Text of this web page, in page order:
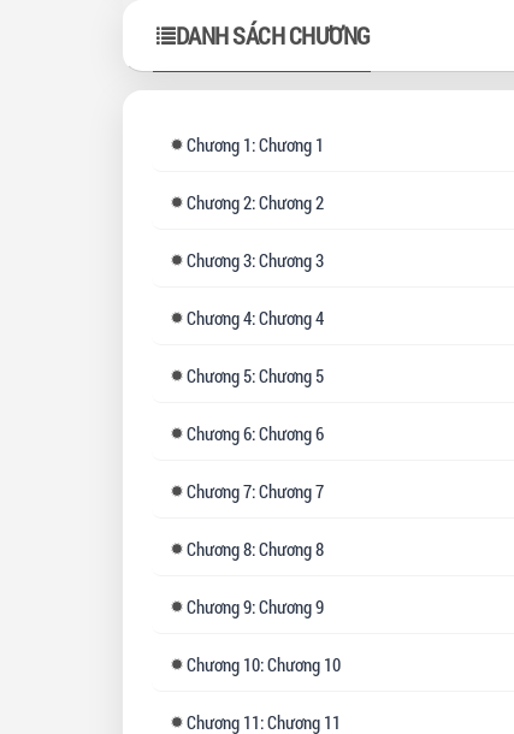
DANH SÁCH CHƯƠNG
Chương 1: Chương 1
Chương2: Chương 2
Chương3: Chương 3
Chương4: Chương 4
Chương 5: Chương 5
Chương6: Chương 6
Chương7: Chương 7
Chương8: Chương 8
Chương9: Chương 9
Chương 10: Chương 10
Chương 11: Chương 11